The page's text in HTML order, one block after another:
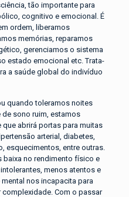
tão importante para
cognitivo e emocional. É
ordem, liberamos
memórias, reparamos
gerenciamos o sistema
estado emocional etc. Trata-
a saúde global do indivíduo
quando toleramos noites
sono ruim, estamos
abrirá portas para muitas
arterial, diabetes,
esquecimentos, entre outras.
baixa no rendimento físico e
menos atentos e
nos incapacita para
Com o passar